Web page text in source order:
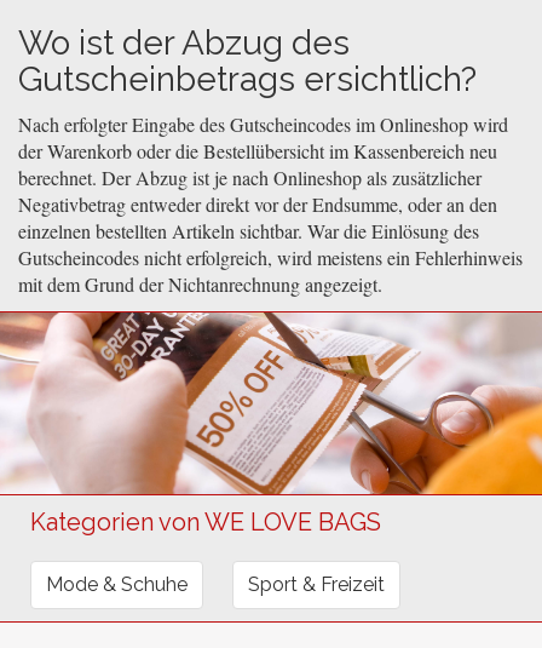
Wo ist der Abzug des
Gutscheinbetrags ersichtlich?
Nach erfolgter Eingabe des Gutscheincodes im Onlineshop wird
der Warenkorb oder die Bestellübersicht im Kassenbereich neu
berechnet. Der Abzug ist je nach Onlineshop als zusätzlicher
Negativbetrag entweder direkt vor der Endsumme, oder an den
einzelnen bestellten Artikeln sichtbar. War die Einlösung des
Gutscheincodes nicht erfolgreich, wird meistens ein Fehlerhinweis
mit dem Grund der Nichtanrechnung angezeigt.
Kategorien von WE LOVE BAGS
Mode & Schuhe Sport & Freizeit